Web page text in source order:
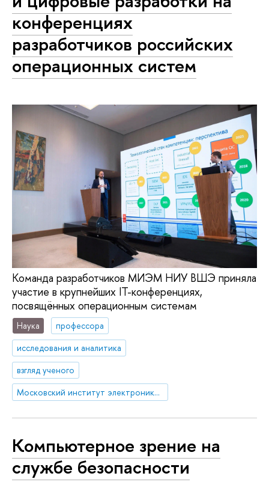
конференциях
разработчиков российских
операционных систем
Команда разработчиков МИЭМ НИУ ВШЭ приняла
участие в крупнейших IT-конференциях,
посвящённых операционным системам
Наука
профессора
исследования и аналитика
взгляд ученого
Московский институт электроники и математики им. А.Н. Тихонова
Компьютерное зрение на
службе безопасности